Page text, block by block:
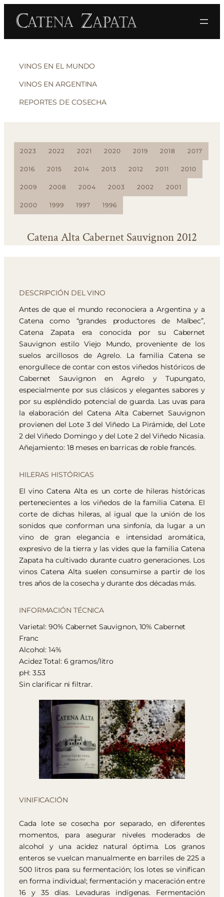
VINOS EN EL MUNDO
VINOS EN ARGENTINA
REPORTES DE COSECHA
2023 2022 2021 2020 2019 2018 2017
2016 2015 2014 2013 2012 2011 2010
2009 2008 2004 2003 2002 2001
2000 1999 1997 1996
Catena Alta Cabernet Sauvignon 2012
DESCRIPCIÓN DEL VINO
Antes de que el mundo reconociera a Argentina y a
Catena como “grandes productores de Malbec”,
Catena Zapata era conocida por su Cabernet
Sauvignon estilo Viejo Mundo, proveniente de los
suelos arcillosos de Agrelo. La familia Catena se
enorgullece de contar con estos viñedos históricos de
Cabernet Sauvignon en Agrelo y Tupungato,
especialmente por sus clásicos y elegantes sabores y
por su espléndido potencial de guarda. Las uvas para
la elaboración del Catena Alta Cabernet Sauvignon
provienen del Lote 3 del Viñedo La Pirámide, del Lote
2 del Viñedo Domingo y del Lote 2 del Viñedo Nicasia.
Añejamiento: 18 meses en barricas de roble francés.
HILERAS HISTÓRICAS
El vino Catena Alta es un corte de hileras históricas
pertenecientes a los viñedos de la familia Catena. El
corte de dichas hileras, al igual que la unión de los
sonidos que conforman una sinfonía, da lugar a un
vino de gran elegancia e intensidad aromática,
expresivo de la tierra y las vides que la familia Catena
Zapata ha cultivado durante cuatro generaciones. Los
vinos Catena Alta suelen consumirse a partir de los
tres años de la cosecha y durante dos décadas más.
INFORMACIÓN TÉCNICA
Varietal: 90% Cabernet Sauvignon, 10% Cabernet
Franc
Alcohol: 14%
Acidez Total: 6 gramos/litro
pH: 3.53
Sin clarificar ni filtrar.
VINIFICACIÓN
Cada lote se cosecha por separado, en diferentes
momentos, para asegurar niveles moderados de
alcohol y una acidez natural óptima. Los granos
enteros se vuelcan manualmente en barriles de 225 a
500 litros para su fermentación; los lotes se vinifican
en forma individual; fermentación y maceración entre
16 y 35 días. Levaduras indígenas. Fermentación